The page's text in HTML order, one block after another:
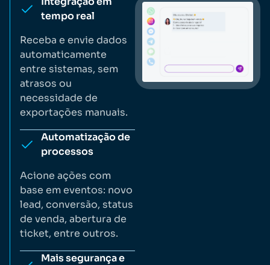
tempo real
Receba e envie dados
automaticamente
entre sistemas, sem
atrasos ou
necessidade de
exportações manuais.
Automatização de
processos
Acione ações com
base em eventos: novo
lead, conversão, status
de venda, abertura de
ticket, entre outros.
Mais segurança e